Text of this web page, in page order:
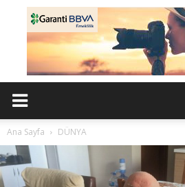
Ana Sayfa DÜNYA